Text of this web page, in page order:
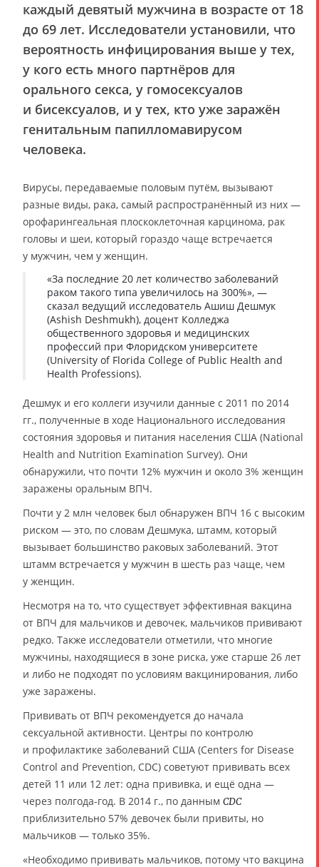
каждый девятый мужчина в возрасте от 18
до 69 лет. Исследователи установили, что
вероятность инфицирования выше у тех,
у кого есть много партнёров для
орального секса, у гомосексуалов
и бисексуалов, и у тех, кто уже заражён
генитальным папилломавирусом
человека.
Вирусы, передаваемые половым путём, вызывают
разные виды, рака, самый распространённый из них —
орофарингеальная плоскоклеточная карцинома, рак
головы и шеи, который гораздо чаще встречается
у мужчин, чем у женщин.
«За последние 20 лет количество заболеваний
раком такого типа увеличилось на 300%», —
сказал ведущий исследователь Ашиш Дешмук
(Ashish Deshmukh), доцент Колледжа
общественного здоровья и медицинских
профессий при Флоридском университете
(University of Florida College of Public Health and
Health Professions).
Дешмук и его коллеги изучили данные с 2011 по 2014
гг., полученные в ходе Национального исследования
состояния здоровья и питания населения США (National
Health and Nutrition Examination Survey). Они
обнаружили, что почти 12% мужчин и около 3% женщин
заражены оральным ВПЧ.
Почти у 2 млн человек был обнаружен ВПЧ 16 с высоким
риском — это, по словам Дешмука, штамм, который
вызывает большинство раковых заболеваний. Этот
штамм встречается у мужчин в шесть раз чаще, чем
у женщин.
Несмотря на то, что существует эффективная вакцина
от ВПЧ для мальчиков и девочек, мальчиков прививают
редко. Также исследователи отметили, что многие
мужчины, находящиеся в зоне риска, уже старше 26 лет
и либо не подходят по условиям вакцинирования, либо
уже заражены.
Прививать от ВПЧ рекомендуется до начала
сексуальной активности. Центры по контролю
и профилактике заболеваний США (Centers for Disease
Control and Prevention, CDC) советуют прививать всех
детей 11 или 12 лет: одна прививка, и ещё одна —
через полгода-год. В 2014 г., по данным CDC
приблизительно 57% девочек были привиты, но
мальчиков — только 35%.
«Необходимо прививать мальчиков, потому что вакцина